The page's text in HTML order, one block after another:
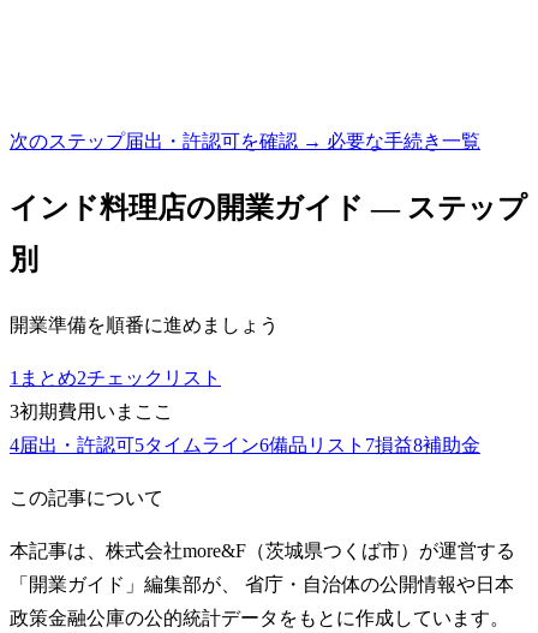
次のステップ届出・許認可を確認 → 必要な手続き一覧
インド料理店の開業ガイド — ステップ
別
開業準備を順番に進めましょう
1 まとめ2チェックリスト
3初期費用 いまここ
4届出・許認可5タイムライン6備品リスト 7損益8補助金
この記事について
本記事は、株式会社more&F（茨城県つくば市）が運営する
「開業ガイド」編集部が、 省庁・自治体の公開情報や日本
政策金融公庫の公的統計データをもとに作成しています。